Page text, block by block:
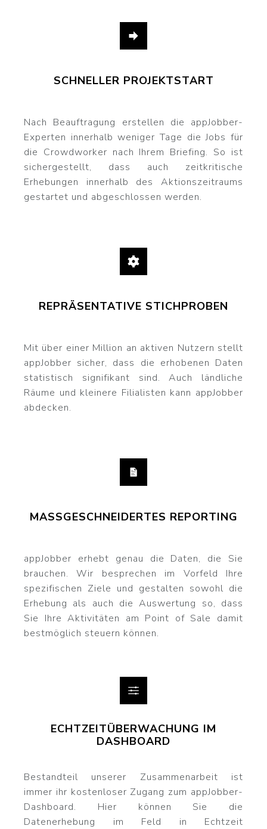
SCHNELLER PROJEKTSTART
Nach Beauftragung erstellen die appJobber-
Experten innerhalb weniger Tage die Jobs für
die Crowdworker nach Ihrem Briefing. So ist
sichergestellt, dass auch zeitkritische
Erhebungen innerhalb des Aktionszeitraums
gestartet und abgeschlossen werden.
REPRÄSENTATIVE STICHPROBEN
Mit über einer Million an aktiven Nutzern stellt
appJobber sicher, dass die erhobenen Daten
statistisch signifikant sind. Auch ländliche
Räume und kleinere Filialisten kann appJobber
abdecken.
MASSGESCHNEIDERTES REPORTING
appJobber erhebt genau die Daten, die Sie
brauchen. Wir besprechen im Vorfeld Ihre
spezifischen Ziele und gestalten sowohl die
Erhebung als auch die Auswertung so, dass
Sie Ihre Aktivitäten am Point of Sale damit
bestmöglich steuern können.
ECHTZEITÜBERWACHUNG IM
DASHBOARD
Bestandteil unserer Zusammenarbeit ist
immer ihr kostenloser Zugang zum appJobber-
Dashboard. Hier können Sie die
Datenerhebung im Feld in Echtzeit